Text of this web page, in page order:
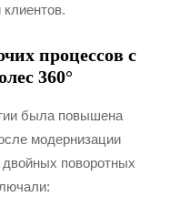
процессов с
360°
была повышена
модернизации
поворотных